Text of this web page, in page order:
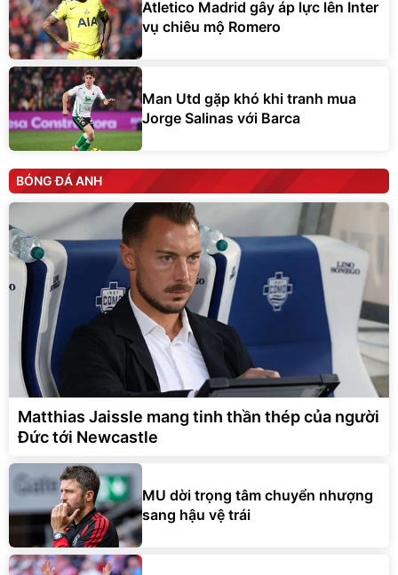
Atletico Madrid gây áp lực lên Inter
vụ chiêu mộ Romero
Man Utd gặp khó khi tranh mua
Jorge Salinas với Barca
BÓNG ĐÁ ANH
Matthias Jaissle mang tinh thần thép của người
Đức tới Newcastle
MU dời trọng tâm chuyển nhượng
sang hậu vệ trái